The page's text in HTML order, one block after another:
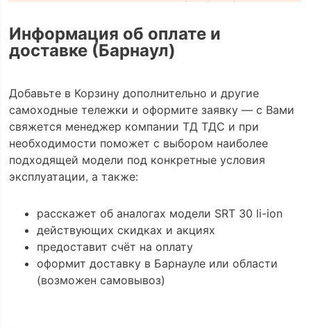
Информация об оплате и
доставке (Барнаул)
Добавьте в Корзину дополнительно и другие
самоходные тележки и оформите заявку — с Вами
свяжется менеджер компании ТД ТДС и при
необходимости поможет с выбором наиболее
подходящей модели под конкретные условия
эксплуатации, а также:
расскажет об аналогах модели SRT 30 li-ion
действующих скидках и акциях
предоставит счёт на оплату
оформит доставку в Барнауле или области
(возможен самовывоз)